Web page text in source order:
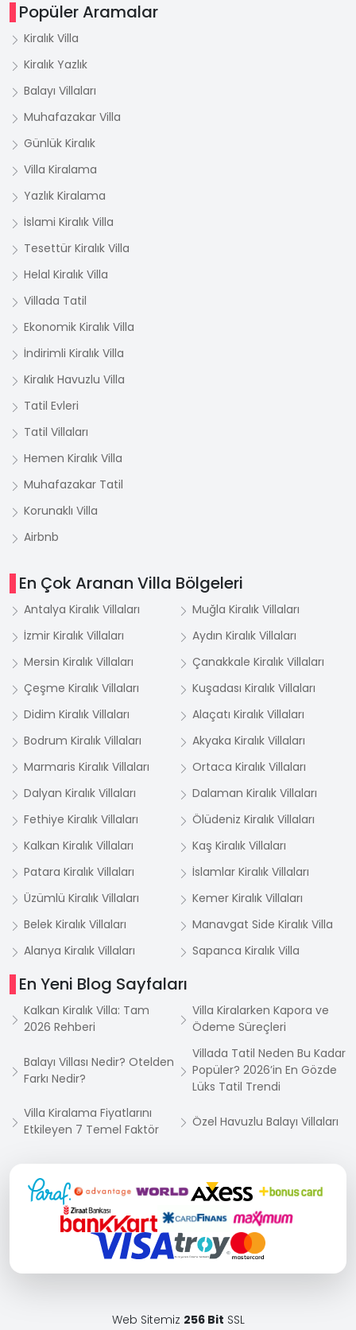
Popüler Aramalar
Kiralık Villa
Kiralık Yazlık
Balayı Villaları
Muhafazakar Villa
Günlük Kiralık
Villa Kiralama
Yazlık Kiralama
İslami Kiralık Villa
Tesettür Kiralık Villa
Helal Kiralık Villa
Villada Tatil
Ekonomik Kiralık Villa
İndirimli Kiralık Villa
Kiralık Havuzlu Villa
Tatil Evleri
Tatil Villaları
Hemen Kiralık Villa
Muhafazakar Tatil
Korunaklı Villa
Airbnb
En Çok Aranan Villa Bölgeleri
Antalya Kiralık Villaları
Muğla Kiralık Villaları
İzmir Kiralık Villaları
Aydın Kiralık Villaları
Mersin Kiralık Villaları
Çanakkale Kiralık Villaları
Çeşme Kiralık Villaları
Kuşadası Kiralık Villaları
Didim Kiralık Villaları
Alaçatı Kiralık Villaları
Bodrum Kiralık Villaları
Akyaka Kiralık Villaları
Marmaris Kiralık Villaları
Ortaca Kiralık Villaları
Dalyan Kiralık Villaları
Dalaman Kiralık Villaları
Fethiye Kiralık Villaları
Ölüdeniz Kiralık Villaları
Kalkan Kiralık Villaları
Kaş Kiralık Villaları
Patara Kiralık Villaları
İslamlar Kiralık Villaları
Üzümlü Kiralık Villaları
Kemer Kiralık Villaları
Belek Kiralık Villaları
Manavgat Side Kiralık Villa
Alanya Kiralık Villaları
Sapanca Kiralık Villa
En Yeni Blog Sayfaları
Kalkan Kiralık Villa: Tam
2026 Rehberi
Villa Kiralarken Kapora ve
Ödeme Süreçleri
Balayı Villası Nedir? Otelden
Farkı Nedir?
Villada Tatil Neden Bu Kadar
Popüler? 2026’in En Gözde
Lüks Tatil Trendi
Villa Kiralama Fiyatlarını
Etkileyen 7 Temel Faktör
Özel Havuzlu Balayı Villaları
Web Sitemiz 256 Bit SSL